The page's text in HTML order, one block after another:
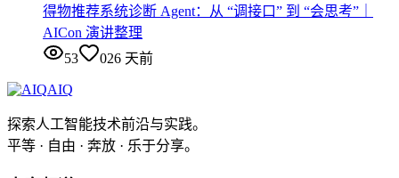
得物推荐系统诊断 Agent：从 “调接口” 到 “会思考”｜
AICon 演讲整理
53
026 天前
AIQ
探索人工智能技术前沿与实践。
平等 · 自由 · 奔放 · 乐于分享。